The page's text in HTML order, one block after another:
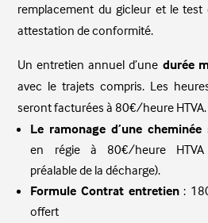
remplacement du gicleur et le
attestation de conformité.
Un entretien annuel d’une durée
avec le trajets compris. Les
seront facturées à 80€/heure HTVA.
Le ramonage d’une
en régie à 80€/heure HTVA
préalable de la décharge).
Formule Contrat entretien:
offert